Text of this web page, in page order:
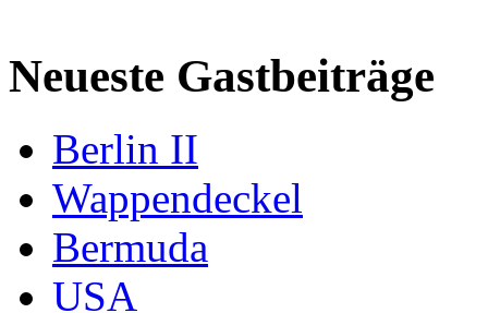
Neueste Gastbeiträge
Berlin II
Wappendeckel
Bermuda
USA